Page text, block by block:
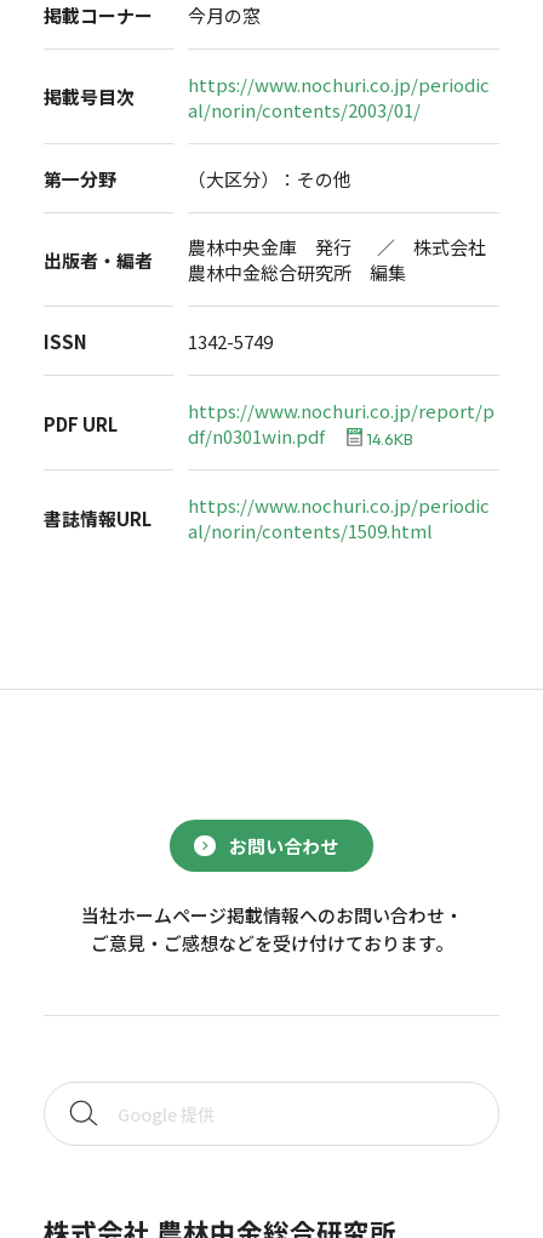
掲載コーナー 今月の窓
掲載号目次
https://www.nochuri.co.jp/periodic
al/norin/contents/2003/01/
第一分野 （大区分）：その他
出版者・編者
農林中央金庫 発行 ／ 株式会社
農林中金総合研究所 編集
ISSN 1342-5749
PDF URL
https://www.nochuri.co.jp/report/p
df/n0301win.pdf
14.6KB
書誌情報URL
https://www.nochuri.co.jp/periodic
al/norin/contents/1509.html
お問い合わせ
当社ホームページ掲載情報へのお問い合わせ・
ご意見・ご感想などを受け付けております。